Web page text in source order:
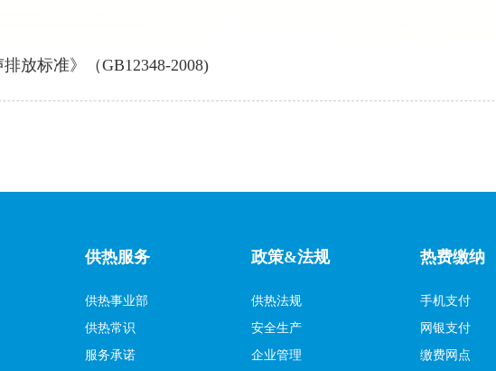
放标准》（GB12348-2008)
供热服务
供热事业部
供热常识
服务承诺
政策&法规
供热法规
安全生产
企业管理
热费缴纳
手机支付
网银支付
缴费网点